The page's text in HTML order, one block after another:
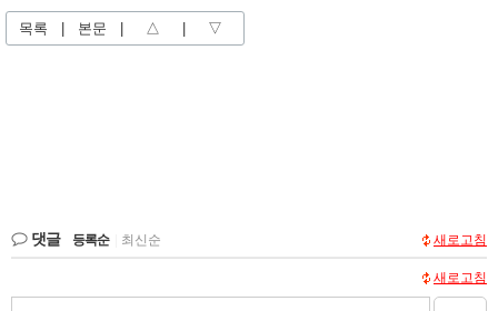
목록 | 본문 | △ | ▽
댓글 등록순 최신순 새로고침
새로고침